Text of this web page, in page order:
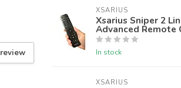
XSARIUS
Xsarius Sniper 2
Advanced Remote
In stock
XSARIUS